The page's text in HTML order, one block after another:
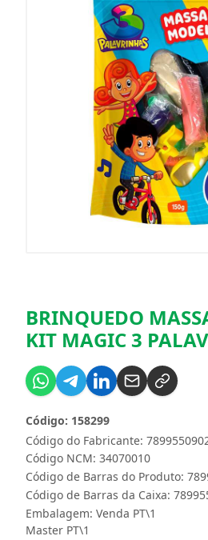
BRINQUEDO
KIT MAGIC 3
Código do Fabricante:
Código: 158299
Código NCM: 34070010
Código de Barras do Produto:
Código de Barras da Caixa:
Embalagem: Venda PT\1
Master PT\1